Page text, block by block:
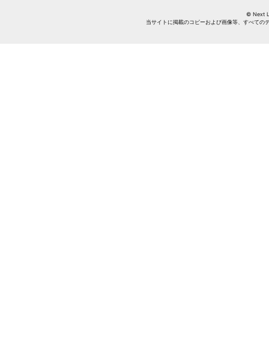
© Next
当サイトに掲載のコピーおよび画像等、すべての